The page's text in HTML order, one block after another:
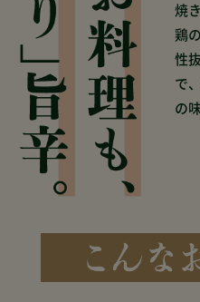
焼
鶏
性
で
の